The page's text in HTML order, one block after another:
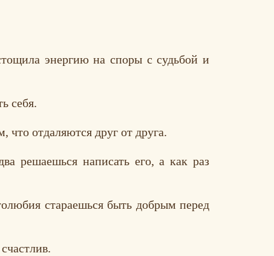
энергию на споры с судьбой и
себя.
отдаляются друг от друга.
решаешься написать его, а как раз
стараешься быть добрым перед